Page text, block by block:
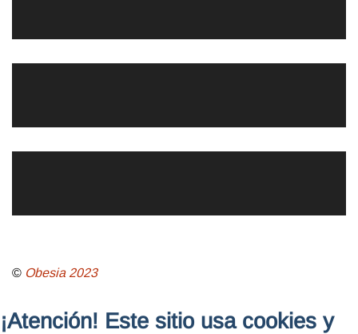
© Obesia2023
¡Atención! Este sitio usa cookies y